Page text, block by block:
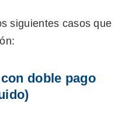
siguientes casos que
doble pago